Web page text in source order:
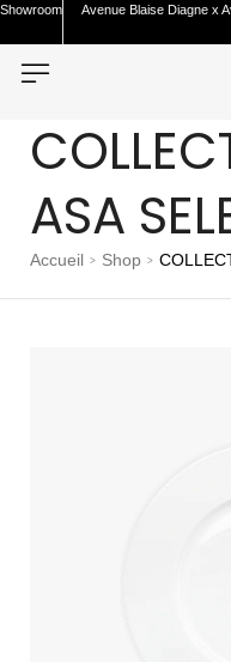
Showroom Avenue Blaise Diagne x
ASA
Accueil > Shop >